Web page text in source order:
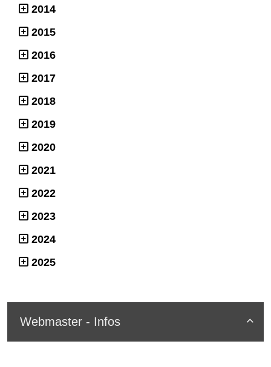
2014
2015
2016
2017
2018
2019
2020
2021
2022
2023
2024
2025

Webmaster - Infos